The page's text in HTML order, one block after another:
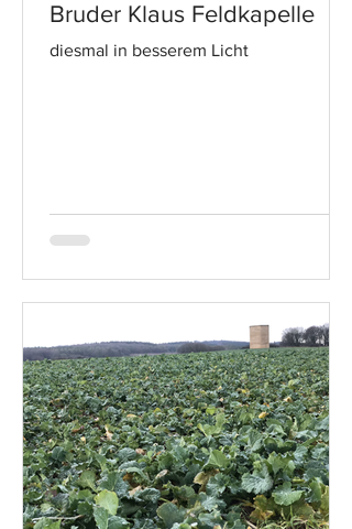
Bruder Klaus Feldkapelle
diesmal in besserem Licht